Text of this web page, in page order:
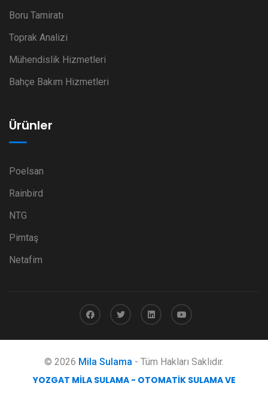
Boru Tamiratı
Toprak Analizi
Mühendislik Hizmetleri
Bahçe Bakım Hizmetleri
Ürünler
Poelsan
Rainbird
NTG
Pimtaş
Netafim
© 2026 Mila Sulama - Tüm Hakları Saklıdır.
YOZGAT MILA SULAMA - OTOMATIK SULAMA VE